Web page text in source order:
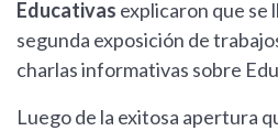
Educativas explicaron que se
segunda exposición de
charlas informativas sobre
Luego de la exitosa apertura